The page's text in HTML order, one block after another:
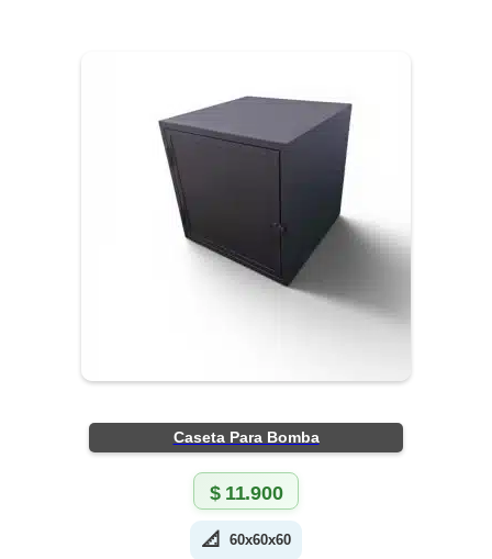
Caseta Para Bomba
$11.900
📐 60x60x60